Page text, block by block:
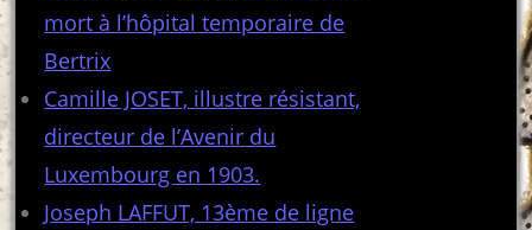
mort à l’hôpital temporaire de
Bertrix
Camille JOSET, illustre résistant,
directeur de l’Avenir du
Luxembourg en 1903.
Joseph LAFFUT, 13ème de ligne